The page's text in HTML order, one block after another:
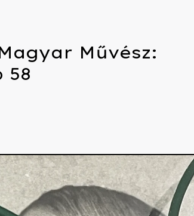
Művész:
58